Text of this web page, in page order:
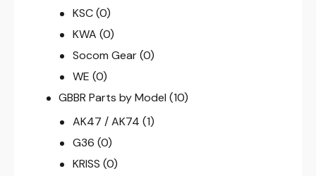
KSC (0)
KWA (0)
Socom Gear (0)
WE (0)
GBBR Parts by Model (10)
AK47 / AK74 (1)
G36 (0)
KRISS (0)